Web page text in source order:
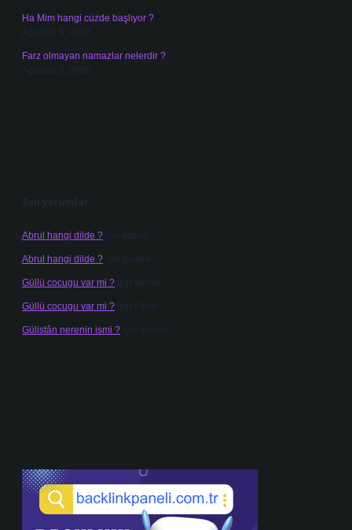
Ha Mim hangi cüzde başlıyor ?
Ağustos 5, 2026
Farz olmayan namazlar nelerdir ?
Ağustos 5, 2026
Son yorumlar
Abrul hangi dilde ? için admin
Abrul hangi dilde ? için Gülten
Güllü cocugu var mi ? için admin
Güllü cocugu var mi ? için Alper
Gülistân nerenin ismi ? için admin